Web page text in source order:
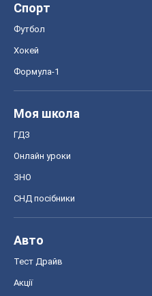
Спорт
Футбол
Хокей
Формула-1
Моя школа
ГДЗ
Онлайн уроки
ЗНО
СНД посібники
Авто
Тест Драйв
Акції